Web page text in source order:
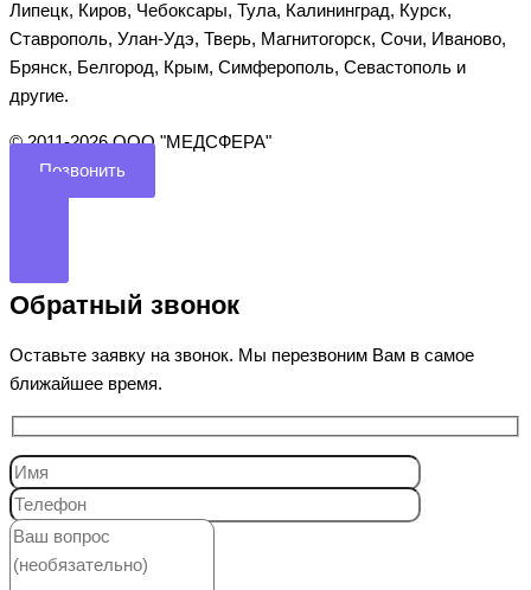
Липецк, Киров, Чебоксары, Тула, Калининград, Курск,
Ставрополь, Улан-Удэ, Тверь, Магнитогорск, Сочи, Иваново,
Брянск, Белгород, Крым, Симферополь, Севастополь и
другие.
©️ 2011-2026 ООО "МЕДСФЕРА"
Позвонить
Обратный звонок
Оставьте заявку на звонок. Мы перезвоним Вам в самое
ближайшее время.